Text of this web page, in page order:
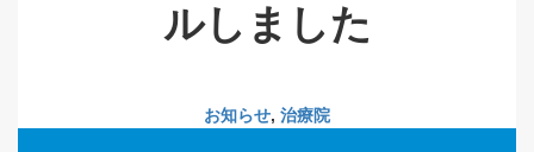
ルしました
お知らせ, 治療院